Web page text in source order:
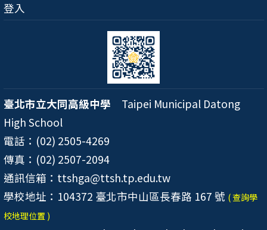
登入
臺北市立大同高級中學 Taipei Municipal Datong
High School
電話：(02) 2505-4269
傳真：(02) 2507-2094
通訊信箱：ttshga@ttsh.tp.edu.tw
學校地址：104372 臺北市中山區長春路 167 號 ( 查詢學
校地理位置 )